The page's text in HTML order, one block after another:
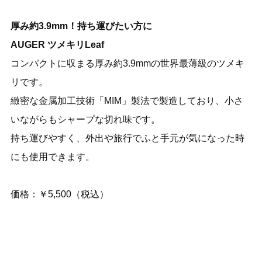
厚み約3.9mm！持ち運びたい方に
AUGER ツメキリLeaf
コンパクトに収まる厚み約3.9mmの世界最薄級のツメキ
リです。
緻密な金属加工技術「MIM」製法で製造しており、小さ
いながらもシャープな切れ味です。
持ち運びやすく、外出や旅行でふと手元が気になった時
にも使用できます。
価格：￥5,500（税込）